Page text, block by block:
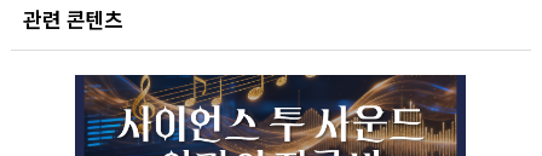
관련 콘텐츠